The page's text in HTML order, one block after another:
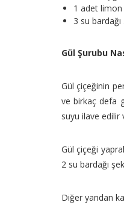
1 adet limon
3 su bardağı
Gül Şurubu
Gül çiçeğinin
ve birkaç defa
suyu ilave edilir
Gül çiçeği
2 su bardağı
Diğer yandan